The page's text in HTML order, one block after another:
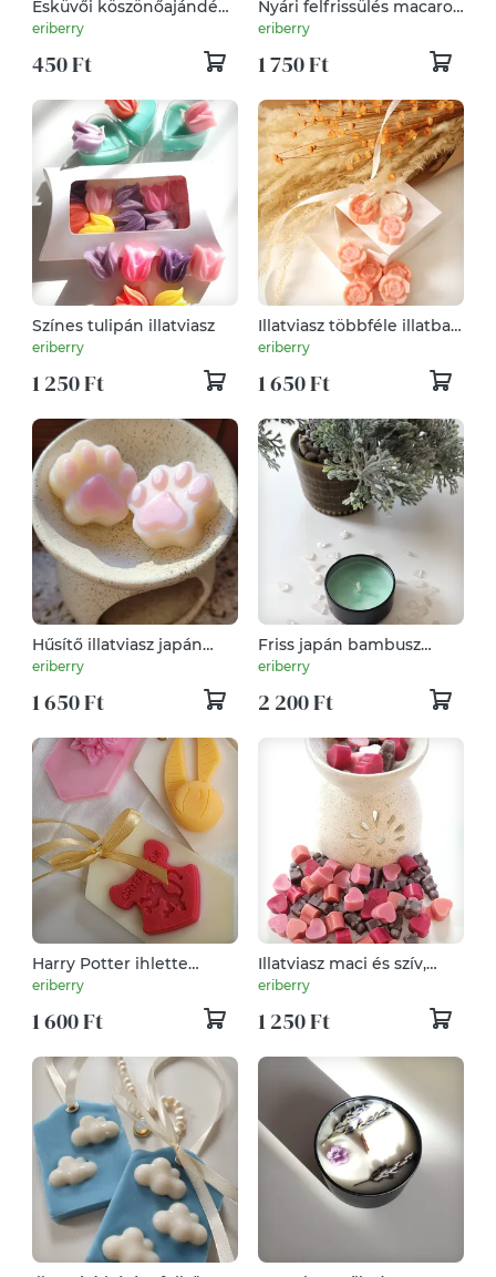
Esküvői köszönőajándék
illatviasz illatosító
eriberry
450 Ft
Nyári felfrissülés macaron
illatviasz
eriberry
1 750 Ft
Színes tulipán illatviasz
eriberry
1 250 Ft
Illatviasz többféle illatban
rózsa alak
eriberry
1 650 Ft
Hűsítő illatviasz japán
bambusz cica tappancs
cuki mancs
eriberry
1 650 Ft
Friss japán bambusz
illatgyertya
eriberry
2 200 Ft
Harry Potter ihlette
szekrény illatosítók
eriberry
1 600 Ft
Illatviasz maci és szív,
sütis káve illat
eriberry
1 250 Ft